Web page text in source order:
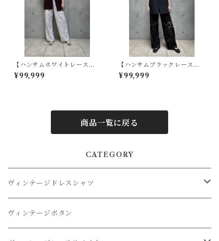
【ハンサムホワイトレース】
ヴィンテージレースパンツ -
リメイク
¥99,999
【ハンサムブラックレース】
ヴィンテージレースパンツ -
リメイク × 京黒染めオーバー
¥99,999
商品一覧に戻る
CATEGORY
ヴィンテージドレスシャツ
オーバーダイドレスシャツ
ヴィンテージボタン